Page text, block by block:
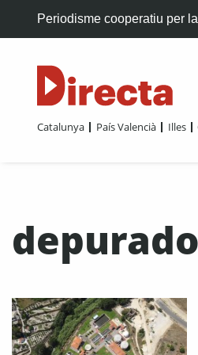
Periodisme cooperatiu per
Catalunya País Valencià Illes